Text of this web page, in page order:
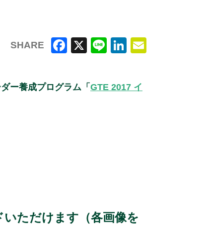
SHARE
c
e
k ai
ー養成プログラム「 GTE 2017 イ
ただけます（各画像を